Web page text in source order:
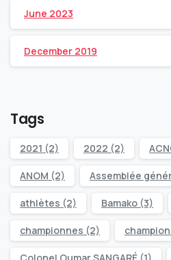
June 2023
December 2019
Tags
2021 (2) 2022 (2)
ANOM (2) Assemblée
athlètes (2) Bamako (3)
championnes (2)